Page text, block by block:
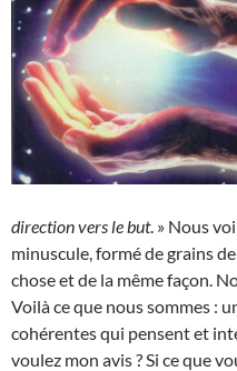
direction vers le but. » Nous
minuscule, formé de grains
chose et de la même façon.
Voilà ce que nous sommes :
cohérentes qui pensent et
voulez mon avis ? Si ce que